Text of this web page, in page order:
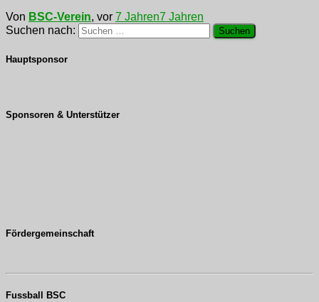
Von BSC-Verein, vor 7 Jahren7 Jahren
Suchen nach:
Hauptsponsor
Sponsoren & Unterstützer
Fördergemeinschaft
Fussball BSC